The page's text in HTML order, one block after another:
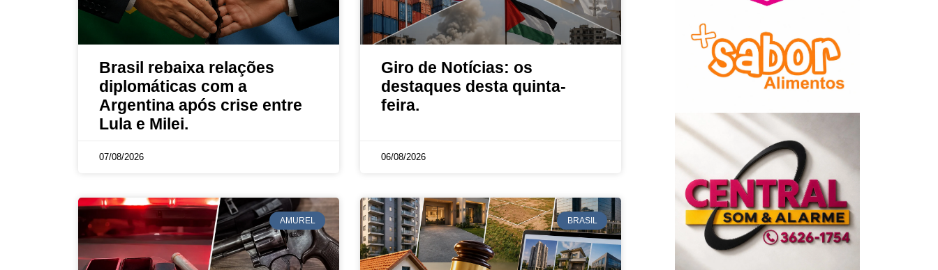
Brasil rebaixa relações
diplomáticas com a
Argentina após crise entre
Lula e Milei.
07/08/2026
Giro de Notícias: os
destaques desta quinta-
feira.
06/08/2026
AMUREL BRASIL